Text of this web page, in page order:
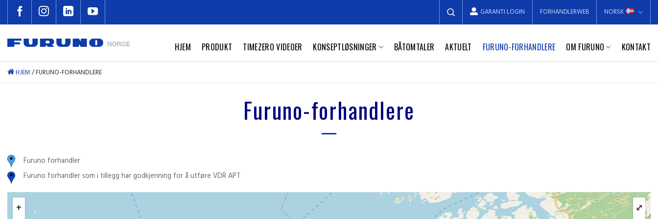
GARANTI LOGIN FORHANDLERWEB NORSK
HJEM PRODUKT TIMEZERO VIDEOER KONSEPTLØSNINGER BÅTOMTALER AKTUELT FURUNO-FORHANDLERE OM FURUNO KONTAKT
HJEM/FURUNO-FORHANDLERE
Furuno-forhandlere
Furuno forhandler
Furuno forhandler som i tillegg har godkjenning for å utføre VDR APT
+ ⤢